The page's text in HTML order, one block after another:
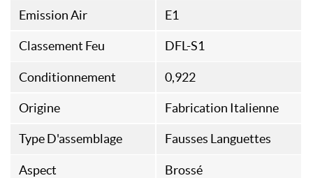
Emission Air E1
Classement Feu DFL-S1
Conditionnement 0,922
Origine Fabrication Italienne
Type D'assemblage Fausses Languettes
Aspect Brossé